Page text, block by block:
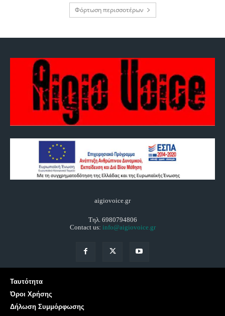
Φόρτωση περισσοτέρων
aigiovoice.gr
Τηλ. 6980794806
Contact us: info@aigiovoice.gr
Ταυτότητα
Όροι Χρήσης
Δήλωση Συμμόρφωσης